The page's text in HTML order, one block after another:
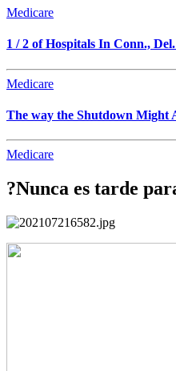
Medicare
1 / 2 of Hospitals In Conn.,
Medicare
The way the Shutdown Might
Medicare
?Nunca es tarde